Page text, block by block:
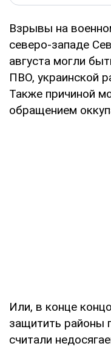
Взрывы на
северо-западе
августа могли
ПВО, украинской
Также причиной
обращением
Или, в конце
защитить районы
считали